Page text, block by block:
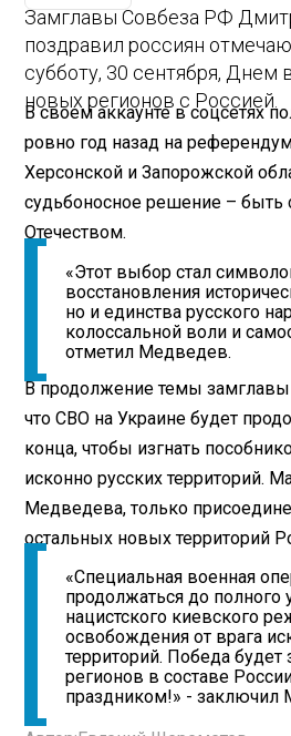
Замглавы Совбеза РФ
поздравил россиян
субботу, 30 сентября, Днем
новых регионов с Россией.
В своем аккаунте в соцсетях
ровно год назад на
Херсонской и Запорожской
судьбоносное решение –
Отечеством.
«Этот выбор стал
восстановления
но и единства русского
колоссальной воли и
отметил Медведев.
В продолжение темы
что СВО на Украине будет
конца, чтобы изгнать
исконно русских территорий.
Медведева, только
остальных новых территорий
«Специальная военная
продолжаться до полного
нацистского киевского
освобождения от врага
территорий. Победа
регионов в составе
праздником!» - заключил